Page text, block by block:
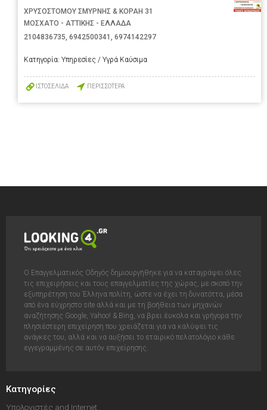
ΧΡΥΣΟΣΤΟΜΟΥ ΣΜΥΡΝΗΣ & ΚΟΡΑΗ 31
ΜΟΣΧΑΤΟ - ΑΤΤΙΚΗΣ - ΕΛΛΑΔΑ
2104836735 6942500341 6974142297
Κατηγορία: Υπηρεσίες / Υγρά Καύσιμα
ΙΣΤΟΣΕΛΙΔΑ ΠΕΡΙΣΣΟΤΕΡΑ
Ο Επαγγελματικός Οδηγός δημιουργήθηκε για να καταγράψει όλες
τις επιχειρήσεις και τους επαγγελματίες της χώρας, με σκοπό την
εξυπηρέτηση του Έλληνα πολίτη, ώστε να έχει τη δυνατόττα, μέσα
από ένα εύχρηστο site αλλά και με τη βοήθεια των μηχανών
αναζήτησης Google, Yahoo! & Bing, να βρει έυκολα και γρήγορα την
πλησιέστερη επιχείρηση που χρειάζεται για να καλύψει τις
ανάγκες του, αλλά και να αυξήσει το εταιρικό πελατολόγιο κάθε
εγγεγραμμένης σε αυτόν επιχείρησης.
Κατηγορίες
Υπολογιστές and Internet